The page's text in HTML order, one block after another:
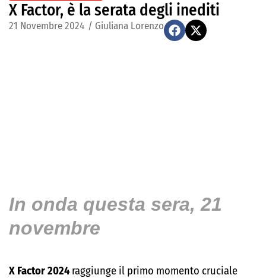
X Factor, è la serata degli inediti
21 Novembre 2024 / Giuliana Lorenzo
In onda questa sera, 21
novembre
X Factor 2024raggiunge il primo momento cruciale